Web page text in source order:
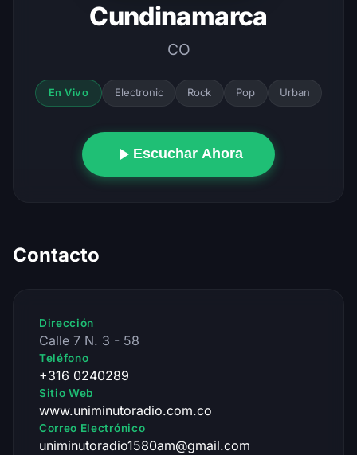
Cundinamarca
CO
En Vivo Electronic Rock Pop Urban
Escuchar Ahora
Contacto
Dirección
Calle 7 N. 3 - 58
Teléfono
+316 0240289
Sitio Web
www.uniminutoradio.com.co
Correo Electrónico
uniminutoradio1580am@gmail.com